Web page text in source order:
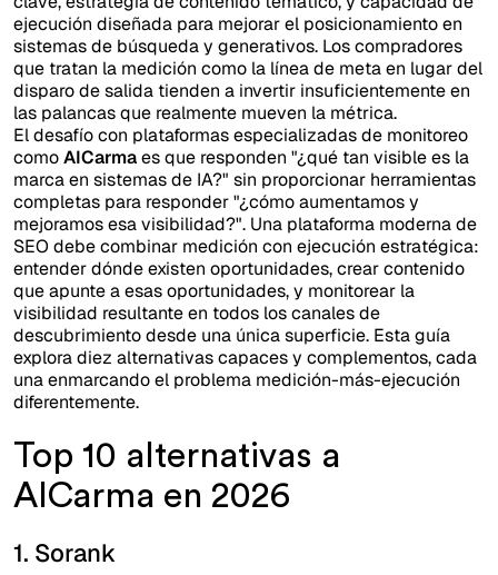
ejecución diseñada para mejorar el posicionamiento en
sistemas de búsqueda y generativos. Los compradores
que tratan la medición como la línea de meta en lugar del
disparo de salida tienden a invertir insuficientemente en
las palancas que realmente mueven la métrica.
El desafío con plataformas especializadas de monitoreo
comoAICarmaes que responden "¿qué tan visible es la
marca en sistemas de IA?" sin proporcionar herramientas
completas para responder "¿cómo aumentamos y
mejoramos esa visibilidad?". Una plataforma moderna de
SEO debe combinar medición con ejecución estratégica:
entender dónde existen oportunidades, crear contenido
que apunte a esas oportunidades, y monitorear la
visibilidad resultante en todos los canales de
descubrimiento desde una única superficie. Esta guía
explora diez alternativas capaces y complementos, cada
una enmarcando el problema medición-más-ejecución
diferentemente.
Top 10 alternativas a
AICarma en 2026
1. Sorank